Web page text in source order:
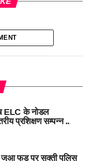
ELC के नोडल
प्रशिक्षण सम्पन्न ..
जुआ फड़ पर सक्ती पुलिस